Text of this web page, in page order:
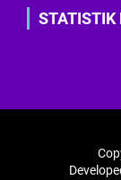
STATISTIK